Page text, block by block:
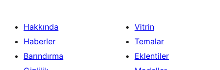
Hakkında
Haberler
Barındırma
Vitrin
Temalar
Eklentiler